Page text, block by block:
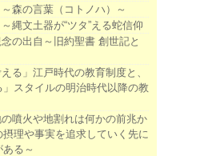
森の言葉（コトノハ）～
縄文土器が“ツタ”える蛇信仰
の出自～旧約聖書 創世記と
える」江戸時代の教育制度と、
」スタイルの明治時代以降の教
噴火や地割れは何かの前兆か
摂理や事実を追求していく先に
る～